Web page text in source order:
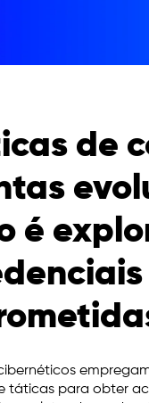
de
é
táticas para obter